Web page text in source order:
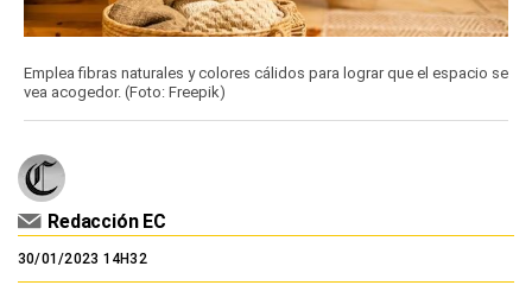
Emplea fibras naturales y colores cálidos para lograr que el espacio se
vea acogedor. (Foto: Freepik)
Redacción EC
30/01/2023 14H32